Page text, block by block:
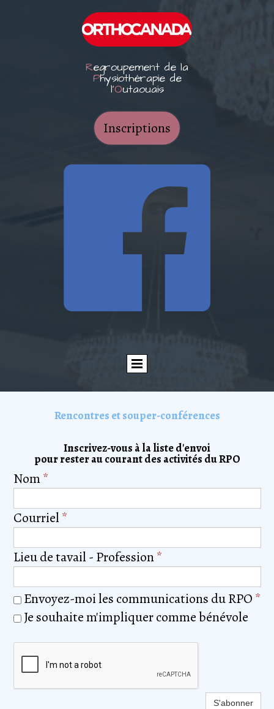
Regroupement de la
Physiothérapie de
l'Outaouais
Inscriptions

Rencontres et souper-conférences
Inscrivez-vous à la liste d'envoi
pour rester au courant des activités du RPO
Nom *
Courriel *
Lieu de tavail - Profession*
Envoyez-moi les communications du RPO *
Je souhaite m'impliquer comme bénévole
S'abonner